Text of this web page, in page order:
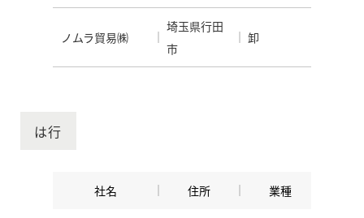
ノムラ貿易㈱
埼玉県行田
市
卸
は行
社名 住所 業種